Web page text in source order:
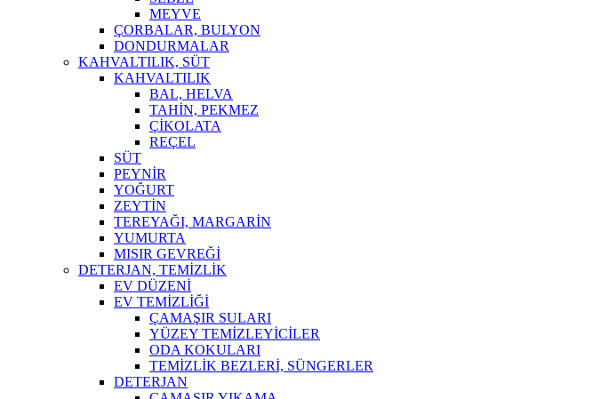
MEYVE
ÇORBALAR, BULYON
DONDURMALAR
KAHVALTILIK, SÜT
KAHVALTILIK
BAL, HELVA
TAHİN, PEKMEZ
ÇİKOLATA
REÇEL
SÜT
PEYNİR
YOĞURT
ZEYTİN
TEREYAĞI, MARGARİN
YUMURTA
MISIR GEVREĞİ
DETERJAN, TEMİZLİK
EV DÜZENİ
EV TEMİZLİĞİ
ÇAMAŞIR SULARI
YÜZEY TEMİZLEYİCİLER
ODA KOKULARI
TEMİZLİK BEZLERİ, SÜNGERLER
DETERJAN